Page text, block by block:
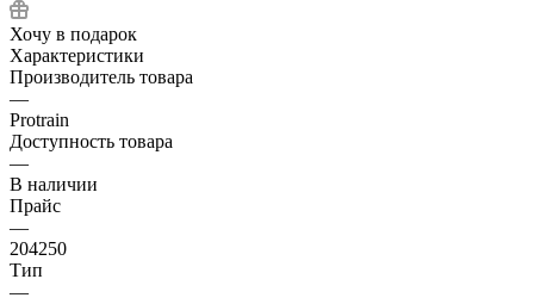
Хочу в подарок
Характеристики
Производитель товара
—
Protrain
Доступность товара
—
В наличии
Прайс
—
204250
Тип
—